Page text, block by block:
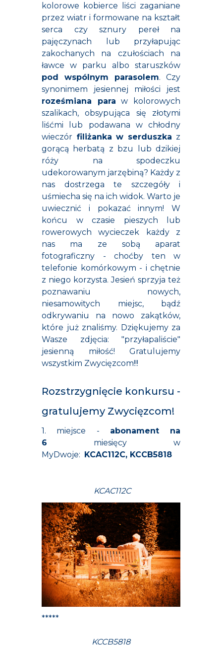
kolorowe kobierce liści zaganiane
przez wiatr i formowane na kształt
serca czy sznury pereł na
pajęczynach lub przyłapując
zakochanych na czułościach na
ławce w parku albo staruszków
pod wspólnym parasolem. Czy
synonimem jesiennej miłości jest
roześmiana para w kolorowych
szalikach, obsypująca się złotymi
liśćmi lub podawana w chłodny
wieczór filiżanka w serduszka z
gorącą herbatą z bzu lub dzikiej
róży na spodeczku
udekorowanym jarzębiną? Każdy z
nas dostrzega te szczegóły i
uśmiecha się na ich widok. Warto je
uwiecznić i pokazać innym! W
końcu w czasie pieszych lub
rowerowych wycieczek każdy z
nas ma ze sobą aparat
fotograficzny - choćby ten w
telefonie komórkowym - i chętnie
z niego korzysta. Jesień sprzyja też
poznawaniu nowych,
niesamowitych miejsc, bądź
odkrywaniu na nowo zakątków,
które już znaliśmy. Dziękujemy za
Wasze zdjęcia: "przyłapaliście"
jesienną miłość! Gratulujemy
wszystkim Zwycięzcom!!!
Rozstrzygnięcie konkursu -
gratulujemy Zwycięzcom!
1. miejsce - abonament na
6 miesięcy w
MyDwoje: KCAC112C, KCCB5818
KCAC112C
*****
KCCB5818